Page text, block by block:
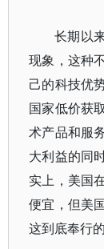
长期以
现象，这种
己的科技优
国家低价获
术产品和服
大利益的同
实上，美国
便宜，但美
这到底奉行